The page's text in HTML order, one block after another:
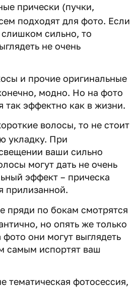
прически (пучки,
подходят для фото. Если
слишком сильно, то
не очень
и прочие оригинальные
модно. Но на фото
так эффектно как в жизни.
волосы, то не стоит
укладку. При
ваши сильно
могут дать не очень
эффект – прическа
прилизанной.
пряди по бокам смотрятся
но опять же только
они могут выглядеть
самым испортят ваш
тематическая фотосессия,